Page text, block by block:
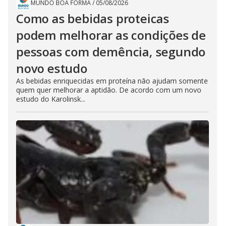
MUNDO BOA FORMA/ 05/08/2026
Como as bebidas proteicas
podem melhorar as condições de
pessoas com demência, segundo
novo estudo
As bebidas enriquecidas em proteína não ajudam somente
quem quer melhorar a aptidão. De acordo com um novo
estudo do Karolinsk...